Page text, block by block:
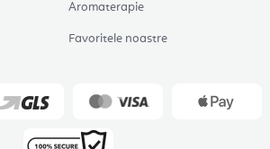
Aromaterapie
Favoritele noastre